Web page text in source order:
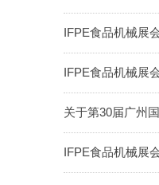
IFPE食品机械展
IFPE食品机械展
关于第30届广州
IFPE食品机械展